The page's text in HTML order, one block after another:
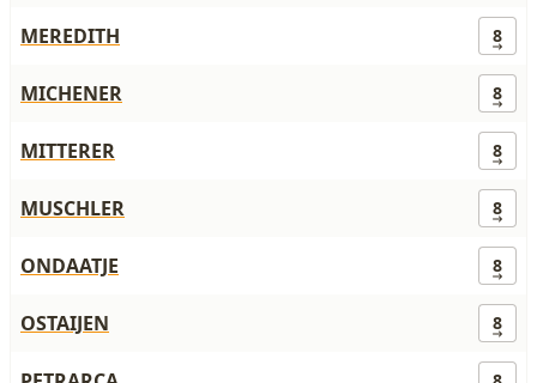
MEREDITH 8
MICHENER 8
MITTERER 8
MUSCHLER 8
ONDAATJE 8
OSTAIJEN 8